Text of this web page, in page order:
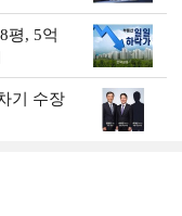
평, 5억
기 수장